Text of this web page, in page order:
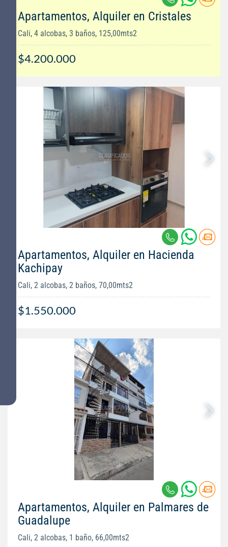
Apartamentos, Alquiler en Cristales
Cali, 4 alcobas, 3 baños, 125,00mts2
$4.200.000
Apartamentos, Alquiler en Hacienda
Kachipay
Cali, 2 alcobas, 2 baños, 70,00mts2
$1.550.000
Apartamentos, Alquiler en Palmares de
Guadalupe
Cali, 2 alcobas, 1 baño, 66,00mts2